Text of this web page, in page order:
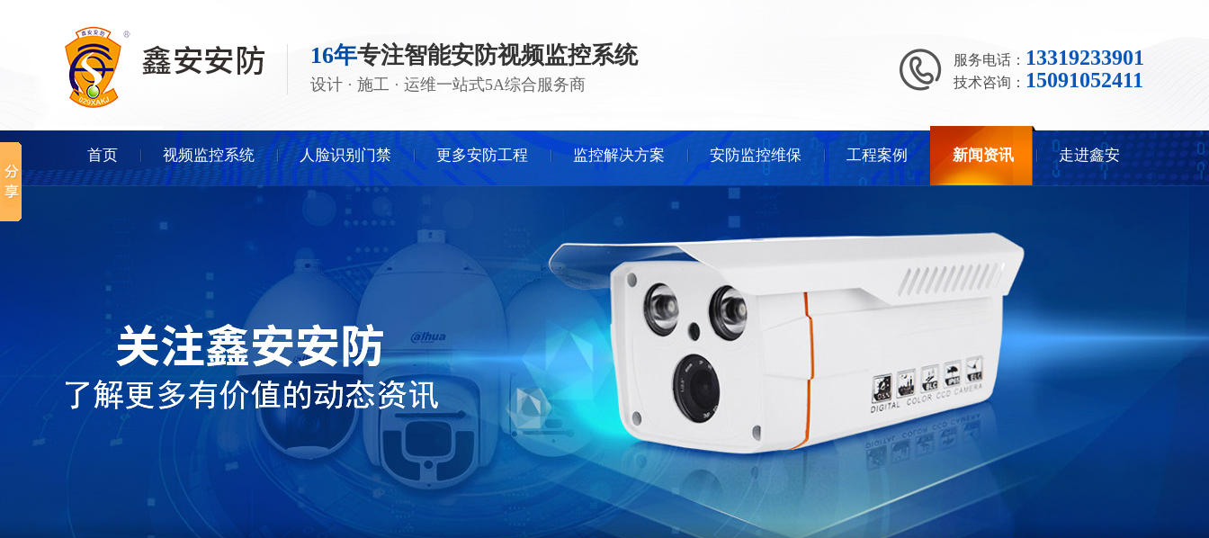
16年专注智能安防视频监控系统
设计 · 施工 · 运维一站式5A综合服务商
服务电话： 13319233901
技术咨询： 15091052411
首页 视频监控系统 人脸识别门禁 更多安防工程 监控解决方案 安防监控维保 工程案例 新闻资讯 走进鑫安